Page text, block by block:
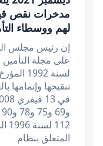
مدخرات نقص
لهم ووسطاء
إن رئيس مجلس
المتعلق بنظام